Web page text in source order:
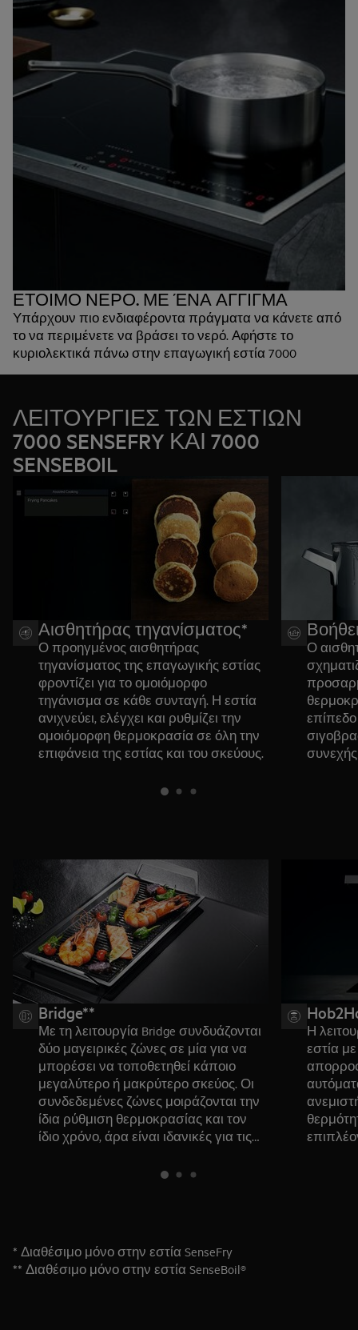
ΕΤΟΙΜΟ ΝΕΡΟ. ΜΕ ΈΝΑ ΑΓΓΙΓΜΑ
Υπάρχουν πιο ενδιαφέροντα πράγματα να κάνετε από
το να περιμένετε να βράσει το νερό. Αφήστε το
κυριολεκτικά πάνω στην επαγωγική εστία 7000
σημασία. Τελειοποιήστε τις γεύσεις. Αλλά και το μενού
σας.
ΛΕΙΤΟΥΡΓΙΕΣ ΤΩΝ ΕΣΤΙΩΝ
7000 SENSEFRY ΚΑΙ 7000
SENSEBOIL
Αισθητήρας τηγανίσματος*
Ο προηγμένος αισθητήρας
τηγανίσματος της επαγωγικής εστίας
φροντίζει για το ομοιόμορφο
τηγάνισμα σε κάθε συνταγή. Η εστία
ανιχνεύει, ελέγχει και ρυθμίζει την
ομοιόμορφη θερμοκρασία σε όλη την
επιφάνεια της εστίας και του σκεύους.
ακριβώς όπως τα θέλετε.
Ο
Bridge**
Με τη λειτουργία Bridge συνδυάζονται
δύο μαγειρικές ζώνες σε μία για να
μπορέσει να τοποθετηθεί κάποιο
μεγαλύτερο ή μακρύτερο σκεύος. Οι
συνδεδεμένες ζώνες μοιράζονται την
ίδια ρύθμιση θερμοκρασίας και τον
ίδιο χρόνο, άρα είναι ιδανικές για τις
καλεσμένους ή μεγαλύτερες γιορτές.
Η
εστία
* Διαθέσιμο μόνο στην εστία SenseFry
** Διαθέσιμο μόνο στην εστία SenseBoil®